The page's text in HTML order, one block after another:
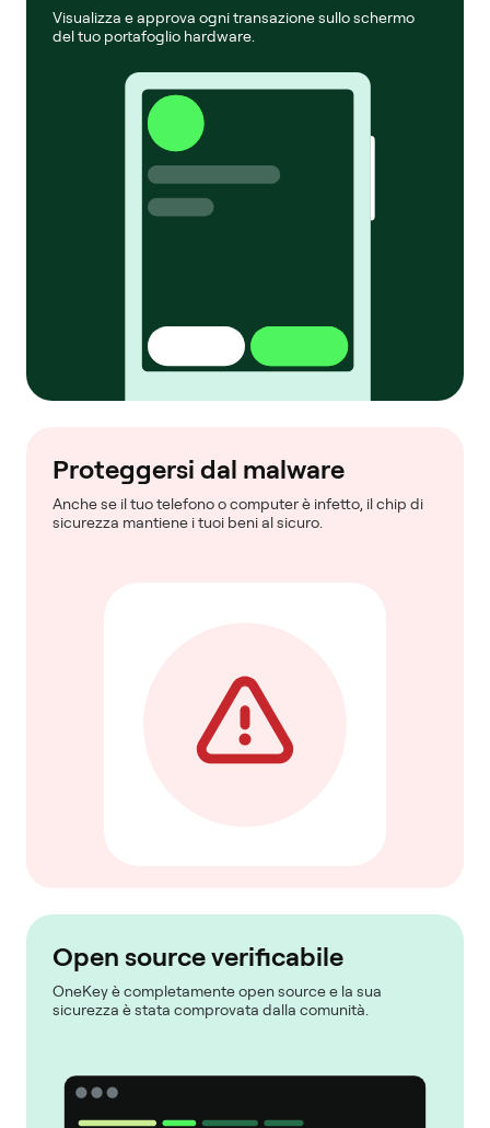
Visualizza e approva ogni transazione sullo schermo
del tuo portafoglio hardware.
Proteggersi dal malware
Anche se il tuo telefono o computer è infetto, il chip di
sicurezza mantiene i tuoi beni al sicuro.
Open source verificabile
OneKey è completamente open source e la sua
sicurezza è stata comprovata dalla comunità.